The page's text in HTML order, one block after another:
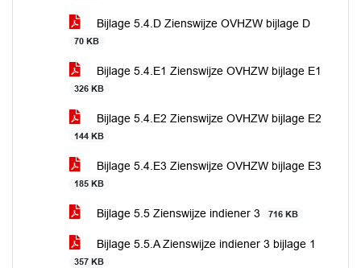
Bijlage 5.4.D Zienswijze OVHZW bijlage D
70 KB
Bijlage 5.4.E1 Zienswijze OVHZW bijlage E1
326 KB
Bijlage 5.4.E2 Zienswijze OVHZW bijlage E2
144 KB
Bijlage 5.4.E3 Zienswijze OVHZW bijlage E3
185 KB
Bijlage 5.5 Zienswijze indiener 3 716 KB
Bijlage 5.5.A Zienswijze indiener 3 bijlage 1
357 KB